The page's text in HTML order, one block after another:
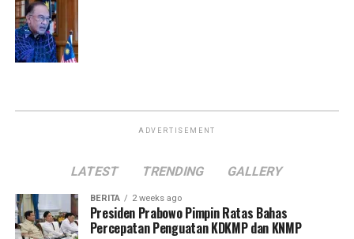
ADVERTISEMENT
LATEST TRENDING GALLERY
BERITA 2 weeks ago
Presiden Prabowo Pimpin Ratas Bahas
Percepatan Penguatan KDKMP dan KNMP